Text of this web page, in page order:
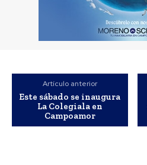
Artículo anterior
Este sábado se inaugura
La Colegiala en
Campoamor